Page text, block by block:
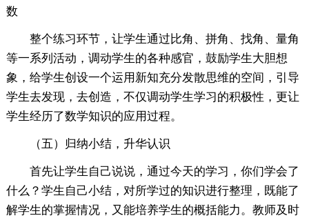
数
整个练习环节，让学生通过比角、拼角、找角、量角
等一系列活动，调动学生的各种感官，鼓励学生大胆想
象，给学生创设一个运用新知充分发散思维的空间，引导
学生去发现，去创造，不仅调动学生学习的积极性，更让
学生经历了数学知识的应用过程。
（五）归纳小结，升华认识
首先让学生自己说说，通过今天的学习，你们学会了
什么？学生自己小结，对所学过的知识进行整理，既能了
解学生的掌握情况，又能培养学生的概括能力。教师及时